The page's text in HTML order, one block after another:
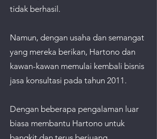
tidak berhasil.
Namun, dengan usaha dan semangat
yang mereka berikan, Hartono dan
kawan-kawan memulai kembali bisnis
jasa konsultasi pada tahun 2011.
Dengan beberapa pengalaman luar
biasa membantu Hartono untuk